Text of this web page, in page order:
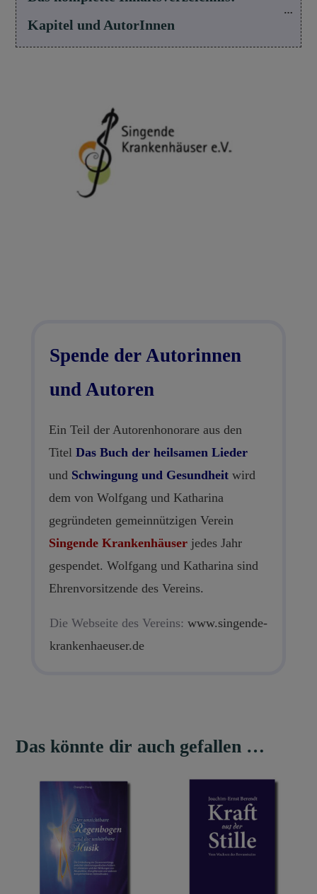
Kapitel und AutorInnen
Spende der Autorinnen
und Autoren
Ein Teil der Autorenhonorare aus den
Titel Das Buch der heilsamen Lieder
und Schwingung und Gesundheit wird
dem von Wolfgang und Katharina
gegründeten gemeinnützigen Verein
Singende Krankenhäuser jedes Jahr
gespendet. Wolfgang und Katharina sind
Ehrenvorsitzende des Vereins.
Die Webseite des Vereins: www.singende-
krankenhaeuser.de
Das könnte dir auch gefallen …